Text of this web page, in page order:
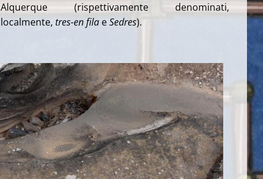
Alquerque (rispettivamente denominati,
localmente, tres-en fila eSedres).